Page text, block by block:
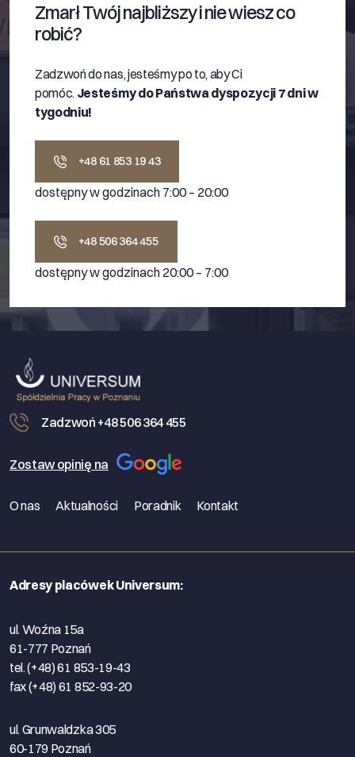
Zmarł Twój najbliższy i nie wiesz co
robić?
Zadzwoń do nas, jesteśmy po to, aby Ci
pomóc. Jesteśmy do Państwa dyspozycji 7 dni w
tygodniu!
+48 61 853 19 43
dostępny w godzinach 7:00 – 20:00
+48 506 364 455
dostępny w godzinach 20:00 – 7:00
Zadzwoń +48 506 364 455
Zostaw opinię na
O nas Aktualności Poradnik Kontakt
Adresy placówek Universum:
ul. Woźna 15a
61-777 Poznań
tel. (+48) 61 853-19-43
fax (+48) 61 852-93-20
ul. Grunwaldzka 305
60-179 Poznań